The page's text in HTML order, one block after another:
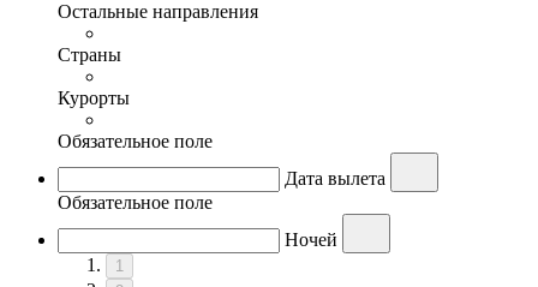
Остальные направления
Страны
Курорты
Обязательное поле
Дата вылета
Обязательное поле
Ночей
1